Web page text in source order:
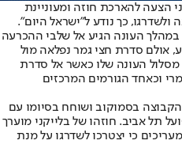
הצעה להארכת חוזה ומעוניינת
כך נודע ל"ישראל היום".
העונה הגיע אל שלבי ההכרעה
אולם סדרת חצי גמר נפלאה מול
מסלול העונה שלו כאשר אל סדרת
וכאחד הגורמים המרכזים
בסמוקוב ושוחח בסיומו עם
תל אביב. חוזהו של בלייקני מוערך
מעריכים כי יצטרכו לשדרגו על מנת